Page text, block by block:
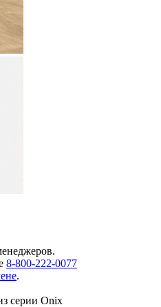
8-800-222-0077
.
серии Onix